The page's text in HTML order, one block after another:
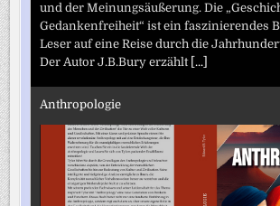
und der Meinungsäußerung. Die
Gedankenfreiheit“ ist ein faszinierendes
Leser auf eine Reise durch die
Der Autor J.B.Bury erzählt [...]
Anthropologie